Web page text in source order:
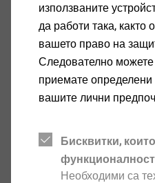
използваните
да работи така, както
вашето право на
Следователно
приемате определени
вашите лични
Бисквитки,
Необходими са